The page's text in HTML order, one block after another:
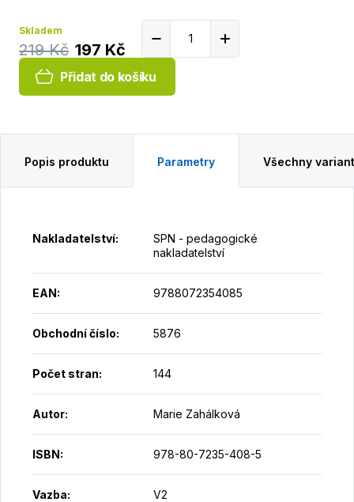
Skladem
219 Kč 197 Kč
Přidat do košíku
Popis produktu Parametry Všechny
Nakladatelství:
SPN - pedagogické
nakladatelství
EAN: 9788072354085
Obchodní číslo: 5876
Počet stran: 144
Autor: Marie Zahálková
ISBN: 978-80-7235-408-5
Vazba: V2